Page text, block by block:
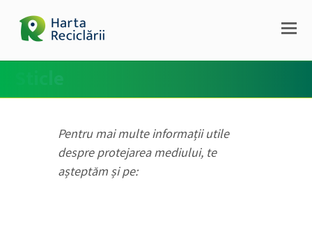
Pentru mai multe informații utile
despre protejarea mediului, te
așteptăm și pe: